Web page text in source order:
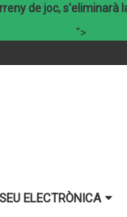
de joc, s'eliminarà
">
SEU ELECTRÒNICA